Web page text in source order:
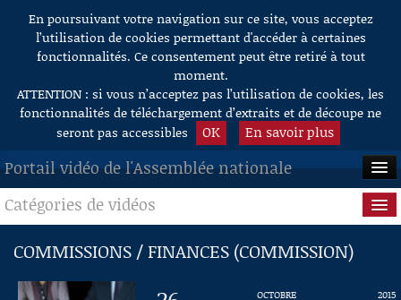
Aller au contenu
En poursuivant votre navigation sur ce site, vous acceptez
l’utilisation de cookies permettant d'accéder à certaines
fonctionnalités. Ce consentement peut être retiré à tout
moment.
ATTENTION : si vous n’acceptez pas l’utilisation de cookies, les
fonctionnalités de téléchargement d’extraits et de découpe ne
seront pas accessibles
OK En savoir plus
Portail vidéo de l'Assemblée nationale
ACCUEIL
EN DIRECT
À LA DEMANDE
Catégories de vidéos
Séance publique
Questions au Gouvernement
COMMISSIONS / FINANCES (COMMISSION)
OCTOBRE
2015